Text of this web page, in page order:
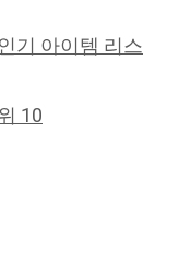
기 아이템 리스
10